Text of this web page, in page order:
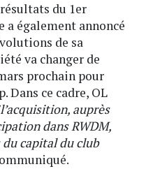
du 1er
a également annoncé
de sa
va changer de
prochain pour
Dans ce cadre, OL
auprès
dans RWDM,
capital du club